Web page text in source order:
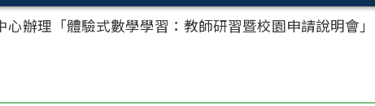
辦理「體驗式數學學習：教師研習暨校園申請說明會」